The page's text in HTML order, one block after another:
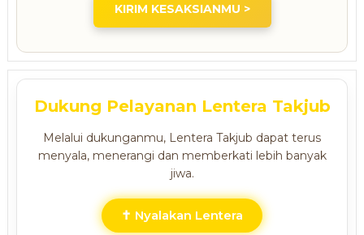
KIRIM KESAKSIANMU >
Dukung Pelayanan Lentera Takjub
Melalui dukunganmu, Lentera Takjub dapat terus
menyala, menerangi dan memberkati lebih banyak
jiwa.
✝ Nyalakan Lentera